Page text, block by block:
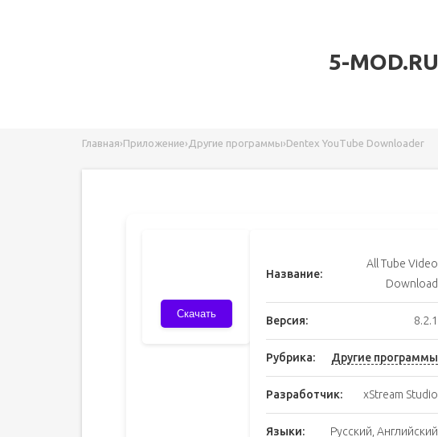
5-MOD.RU
Главная›Приложение› Другие программы›Dentex YouTube Downloader
Скачать
Название:
All Tube Video
Download
Версия: 8.2.1
Рубрика: Другие программы
Разработчик: xStream Studio
Языки: Русский, Английский